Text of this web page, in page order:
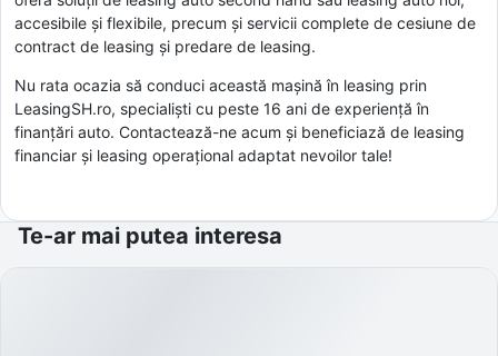
accesibile și flexibile, precum și servicii complete de cesiune de
contract de leasing și predare de leasing.
Nu rata ocazia să conduci această mașină în leasing prin
LeasingSH.ro, specialiști cu peste 16 ani de experiență în
finanțări auto. Contactează-ne acum și beneficiază de leasing
financiar și leasing operațional adaptat nevoilor tale!
Te-ar mai putea interesa